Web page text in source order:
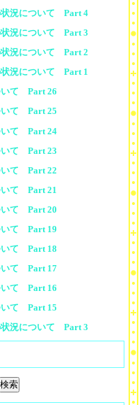
状況について Part 4
状況について Part 3
状況について Part 2
状況について Part 1
いて Part 26
いて Part 25
いて Part 24
いて Part 23
いて Part 22
いて Part 21
いて Part 20
いて Part 19
いて Part 18
いて Part 17
いて Part 16
いて Part 15
状況について Part 3